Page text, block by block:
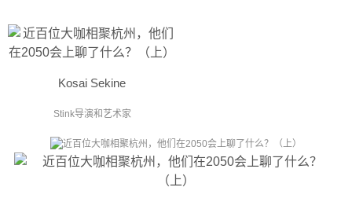
Kosai Sekine
Stink导演和艺术家